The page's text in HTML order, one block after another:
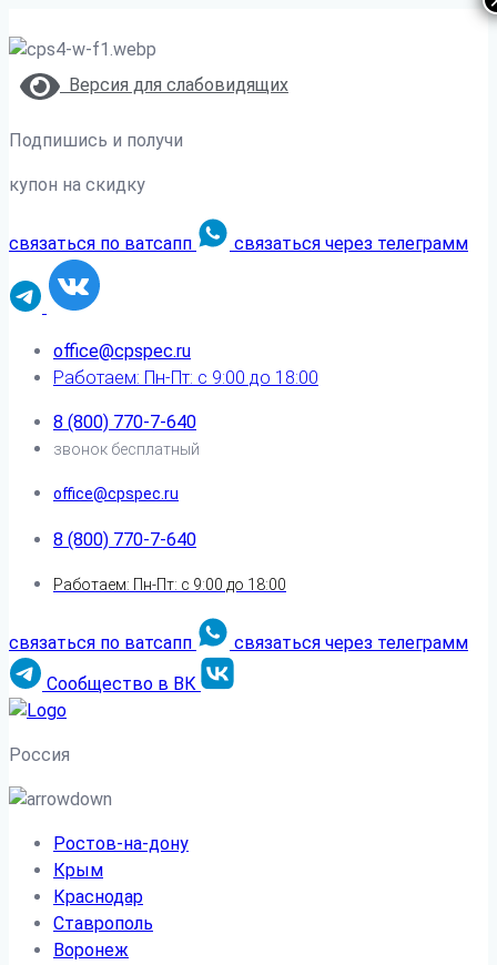
Версия для слабовидящих
Подпишись и получи
купон на скидку
связаться по ватсапп связаться через телеграмм
office@cpspec.ru
Работаем: Пн-Пт: с 9:00 до 18:00
8 (800) 770-7-640
звонок бесплатный
office@cpspec.ru
8 (800) 770-7-640
Работаем: Пн-Пт: с 9:00 до 18:00
связаться по ватсапп
связаться через телеграмм
Сообщество в ВК
Россия
Ростов-на-дону
Крым
Краснодар
Ставрополь
Воронеж